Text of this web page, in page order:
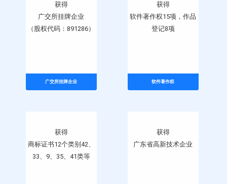
获得
广交所挂牌企业
（股权代码：891286）
广交所挂牌企业
获得
软件著作权15项，作品
登记8项
软件著作权
获得
商标证书12个类别42、
33、9、35、41类等
获得
广东省高新技术企业